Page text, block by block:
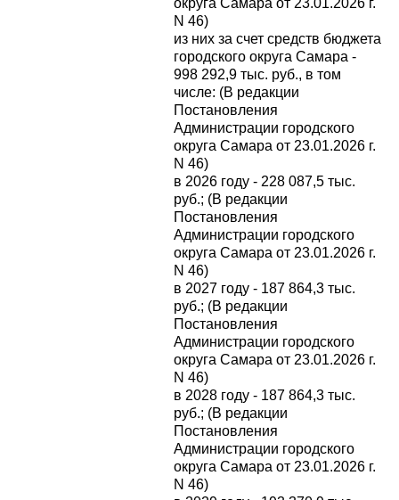
округа Самара от 23.01.2026 г.
N 46)
из них за счет средств бюджета
городского округа Самара -
998 292,9 тыс. руб., в том
числе: (В редакции
Постановления
Администрации городского
округа Самара от 23.01.2026 г.
N 46)
в 2026 году - 228 087,5 тыс.
руб.; (В редакции
Постановления
Администрации городского
округа Самара от 23.01.2026 г.
N 46)
в 2027 году - 187 864,3 тыс.
руб.; (В редакции
Постановления
Администрации городского
округа Самара от 23.01.2026 г.
N 46)
в 2028 году - 187 864,3 тыс.
руб.; (В редакции
Постановления
Администрации городского
округа Самара от 23.01.2026 г.
N 46)